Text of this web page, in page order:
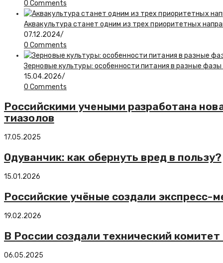
0 Comments
Аквакультура станет одним из трех приоритетных
07.12.2024/
0 Comments
Зерновые культуры: особенности питания в разные
15.04.2026/
0 Comments
Российскими учеными разработана
тиазолов
17.05.2025
Одуванчик: как обернуть вред в пользу?
15.01.2026
Российские учёные создали экспресс-
19.02.2026
В России создали технический
06.05.2025